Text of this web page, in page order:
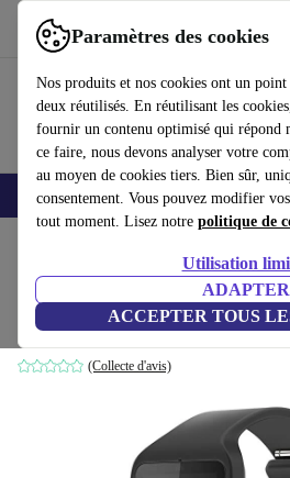
Paramètres des cookies
Nos produits et nos cookies ont un
deux réutilisés. En réutilisant les
fournir un contenu optimisé qui répond
ce faire, nous devons analyser votre
au moyen de cookies tiers. Bien sûr,
consentement. Vous pouvez modifier vos
tout moment. Lisez notre politique de
Utilisation
ADAPTER
ACCEPTER TOUS
Utilisez refurbed rapidement et facilement
Smartphones Laptops Tablettes
Sony Smart Watch 3
noir
(Collecte d'avis)